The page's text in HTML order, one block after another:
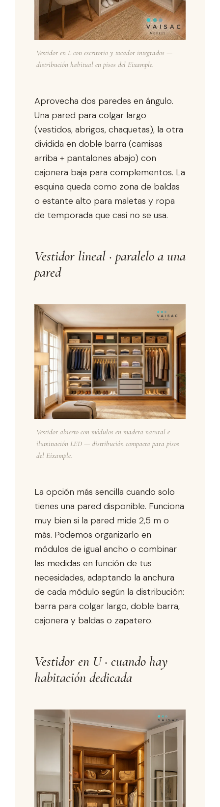
Vestidor en L con escritorio y tocador integrados —
distribución habitual en pisos del Eixample.
Aprovecha dos paredes en ángulo.
Una pared para colgar largo
(vestidos, abrigos, chaquetas), la otra
dividida en doble barra (camisas
arriba + pantalones abajo) con
cajonera baja para complementos. La
esquina queda como zona de baldas
o estante alto para maletas y ropa
de temporada que casi no se usa.
Vestidor lineal · paralelo a una
pared
Vestidor abierto con módulos en madera natural e
iluminación LED — distribución compacta para pisos
del Eixample.
La opción más sencilla cuando solo
tienes una pared disponible. Funciona
muy bien si la pared mide 2,5 m o
más. Podemos organizarlo en
módulos de igual ancho o combinar
las medidas en función de tus
necesidades, adaptando la anchura
de cada módulo según la distribución:
barra para colgar largo, doble barra,
cajonera y baldas o zapatero.
Vestidor en U · cuando hay
habitación dedicada